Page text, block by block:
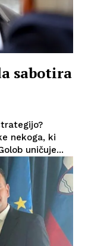
sabotira
nekoga, ki
uničuje...